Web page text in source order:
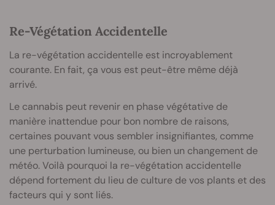
Re-Végétation Accidentelle
La re-végétation accidentelle est incroyablement
courante. En fait, ça vous est peut-être même déjà
arrivé.
Le cannabis peut revenir en phase végétative de
manière inattendue pour bon nombre de raisons,
certaines pouvant vous sembler insignifiantes, comme
une perturbation lumineuse, ou bien un changement de
météo. Voilà pourquoi la re-végétation accidentelle
dépend fortement du lieu de culture de vos plants et des
facteurs qui y sont liés.